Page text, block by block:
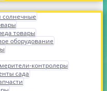
солнечные
товары
оборудование
контролеры
сада